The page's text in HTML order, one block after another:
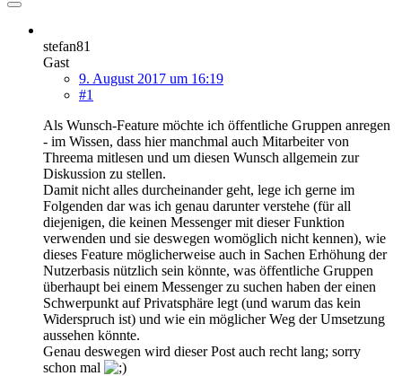
stefan81
Gast
9. August 2017 um 16:19
#1
Als Wunsch-Feature möchte ich öffentliche Gruppen anregen
- im Wissen, dass hier manchmal auch Mitarbeiter von
Threema mitlesen und um diesen Wunsch allgemein zur
Diskussion zu stellen.
Damit nicht alles durcheinander geht, lege ich gerne im
Folgenden dar was ich genau darunter verstehe (für all
diejenigen, die keinen Messenger mit dieser Funktion
verwenden und sie deswegen womöglich nicht kennen), wie
dieses Feature möglicherweise auch in Sachen Erhöhung der
Nutzerbasis nützlich sein könnte, was öffentliche Gruppen
überhaupt bei einem Messenger zu suchen haben der einen
Schwerpunkt auf Privatsphäre legt (und warum das kein
Widerspruch ist) und wie ein möglicher Weg der Umsetzung
aussehen könnte.
Genau deswegen wird dieser Post auch recht lang; sorry
schon mal